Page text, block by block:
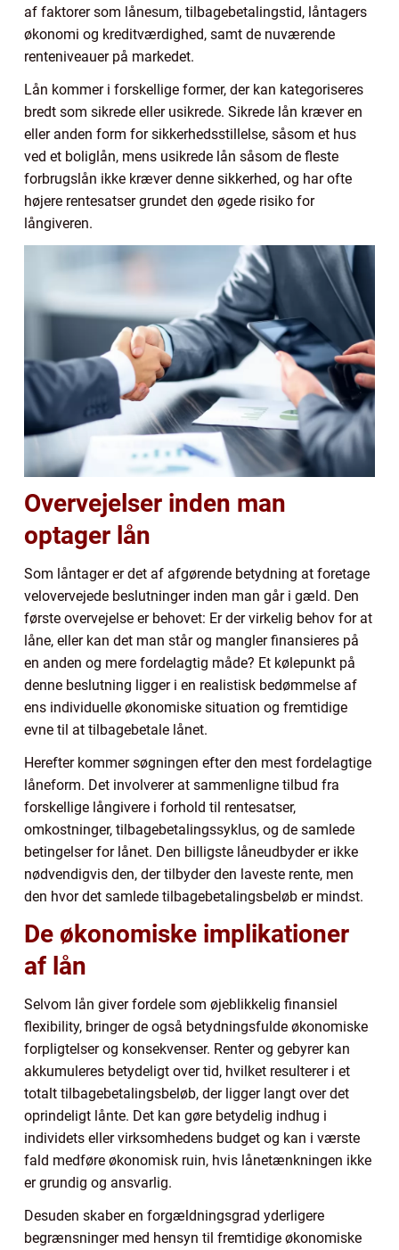
af faktorer som lånesum, tilbagebetalingstid, låntagers
økonomi og kreditværdighed, samt de nuværende
renteniveauer på markedet.
Lån kommer i forskellige former, der kan kategoriseres
bredt som sikrede eller usikrede. Sikrede lån kræver en
eller anden form for sikkerhedsstillelse, såsom et hus
ved et boliglån, mens usikrede lån såsom de fleste
forbrugslån ikke kræver denne sikkerhed, og har ofte
højere rentesatser grundet den øgede risiko for
långiveren.
Overvejelser inden man
optager lån
Som låntager er det af afgørende betydning at foretage
velovervejede beslutninger inden man går i gæld. Den
første overvejelse er behovet: Er der virkelig behov for at
låne, eller kan det man står og mangler finansieres på
en anden og mere fordelagtig måde? Et kølepunkt på
denne beslutning ligger i en realistisk bedømmelse af
ens individuelle økonomiske situation og fremtidige
evne til at tilbagebetale lånet.
Herefter kommer søgningen efter den mest fordelagtige
låneform. Det involverer at sammenligne tilbud fra
forskellige långivere i forhold til rentesatser,
omkostninger, tilbagebetalingssyklus, og de samlede
betingelser for lånet. Den billigste låneudbyder er ikke
nødvendigvis den, der tilbyder den laveste rente, men
den hvor det samlede tilbagebetalingsbeløb er mindst.
De økonomiske implikationer
af lån
Selvom lån giver fordele som øjeblikkelig finansiel
flexibility, bringer de også betydningsfulde økonomiske
forpligtelser og konsekvenser. Renter og gebyrer kan
akkumuleres betydeligt over tid, hvilket resulterer i et
totalt tilbagebetalingsbeløb, der ligger langt over det
oprindeligt lånte. Det kan gøre betydelig indhug i
individets eller virksomhedens budget og kan i værste
fald medføre økonomisk ruin, hvis lånetænkningen ikke
er grundig og ansvarlig.
Desuden skaber en forgældningsgrad yderligere
begrænsninger med hensyn til fremtidige økonomiske